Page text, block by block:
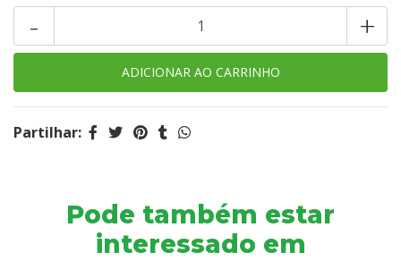
+
-
Partilhar:
Pode também estar
interessado em